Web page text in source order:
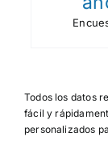
Todos los datos
fácil y
personalizados